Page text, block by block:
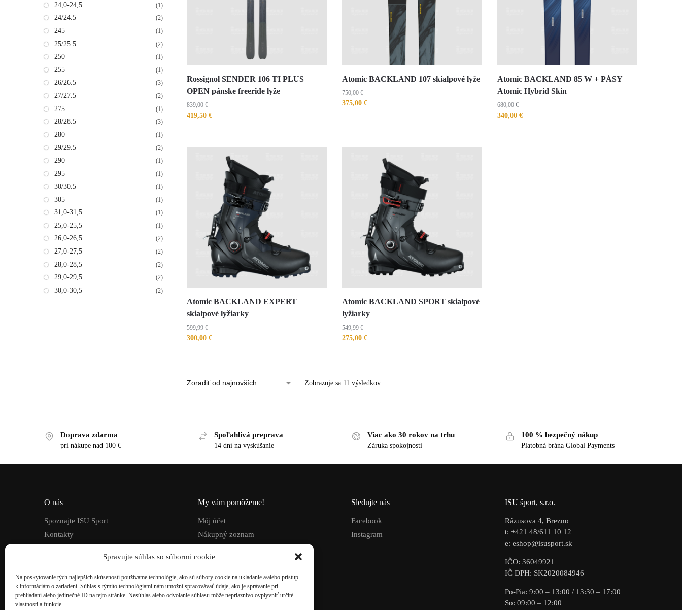
Spravujte súhlas so súbormi cookie
Na poskytovanie tých najlepších skúseností používame technológie, ako sú súbory cookie na ukladanie a/alebo prístup
k informáciám o zariadení. Súhlas s týmito technológiami nám umožní spracovávať údaje, ako je správanie pri
prehliadaní alebo jedinečné ID na tejto stránke. Nesúhlas alebo odvolanie súhlasu môže nepriaznivo ovplyvniť určité
vlastnosti a funkcie.
Rossignol SENDER 106 TI PLUS
OPEN pánske freeride lyže
839,00€
419,50 €
Atomic BACKLAND 107 skialpové lyže
750,00€
375,00 €
Atomic BACKLAND 85 W + PÁSY
Atomic Hybrid Skin
680,00€
340,00€
Atomic BACKLAND EXPERT
skialpové lyžiarky
599,99€
300,00 €
Atomic BACKLAND SPORT skialpové
lyžiarky
549,99€
275,00 €
Zobrazuje sa 11 výsledkov
24,0-24,5 (1)
24/24.5 (2)
245 (1)
25/25.5 (2)
250 (1)
255 (1)
26/26.5 (3)
27/27.5 (2)
275 (1)
28/28.5 (3)
280 (1)
29/29.5 (2)
290 (1)
295 (1)
30/30.5 (1)
305 (1)
31,0-31,5 (1)
25,0-25,5 (1)
26,0-26,5 (2)
27,0-27,5 (2)
28,0-28,5 (2)
29,0-29,5 (2)
30,0-30,5 (2)
Doprava zdarma
pri nákupe nad 100 €
Spoľahlivá preprava
14 dní na vyskúšanie
Viac ako 30 rokov na trhu
Záruka spokojnosti
100 % bezpečný nákup
Platobná brána Global Payments
O nás
Spoznajte ISU Sport
Kontakty
My vám pomôžeme!
Môj účet
Nákupný zoznam
internetového obchodu
Reklamačný poriadok
Reklamačný formulár
Sledujte nás
Facebook
Instagram
ISU šport, s.r.o.
Rázusova 4, Brezno
t: +421 48/611 10 12
e: eshop@isusport.sk
IČO: 36049921
IČ DPH: SK2020084946
Po-Pia: 9:00 – 13:00 / 13:30 – 17:00
So: 09:00 – 12:00